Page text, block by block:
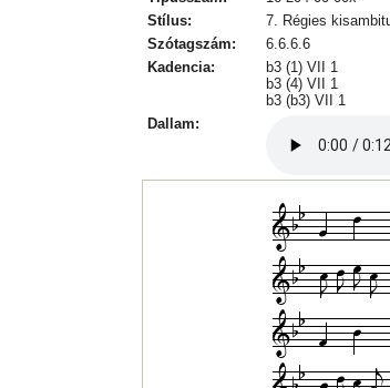
Stílus:
7. Régies
Szótagszám:
6.6.6.6
Kadencia:
b3 (1) VII 1
b3 (4) VII 1
b3 (b3) VII 1
Dallam: